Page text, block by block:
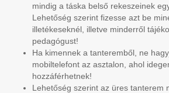
mindig a táska belső rekeszeinek
Lehetőség szerint fizesse azt be
illetékeseknél, illetve minderről
pedagógust!
Ha kimennek a tanteremből, ne
mobiltelefont az asztalon, ahol
hozzáférhetnek!
Lehetőség szerint az üres tanterem